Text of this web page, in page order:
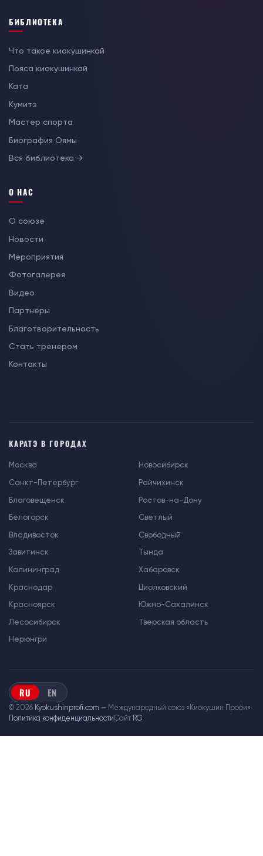
БИБЛИОТЕКА
Что такое киокушинкай
Пояса киокушинкай
Ката
Кумитэ
Мастер спорта
Биография Оямы
Вся библиотека →
О НАС
О союзе
Новости
Мероприятия
Фотогалерея
Видео
Партнёры
Благотворительность
Стать тренером
Контакты
КАРАТЭ В ГОРОДАХ
Москва
Санкт-Петербург
Благовещенск
Белогорск
Владивосток
Завитинск
Калининград
Краснодар
Красноярск
Лесосибирск
Нерюнгри
Новосибирск
Райчихинск
Ростов-на-Дону
Светлый
Свободный
Тында
Хабаровск
Циолковский
Южно-Сахалинск
Тверская область
© 2026 Kyokushinprofi.com — Международный союз «Киокушин Профи»
Политика конфиденциальностиСайт RG
RU EN